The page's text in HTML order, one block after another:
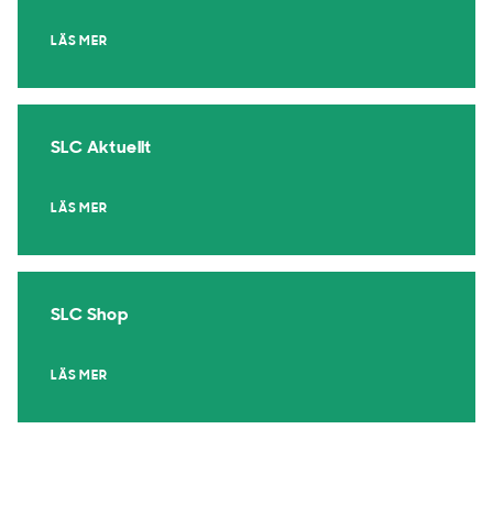
LÄS MER
SLC Aktuellt
LÄS MER
SLC Shop
LÄS MER